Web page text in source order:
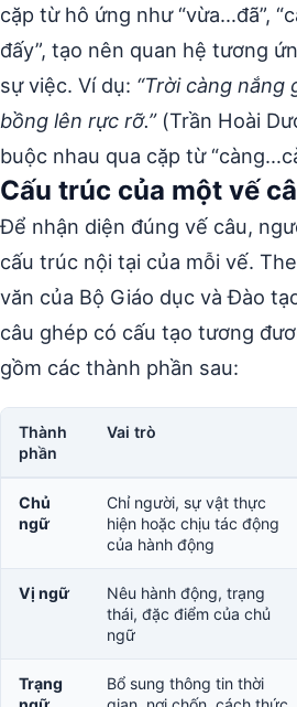
cặp từ hô ứng như “vừa…đã”,
đấy”, tạo nên quan hệ tương
sự việc. Ví dụ: “Trời càng nắng
bồng lên rực rỡ.”(Trần Hoài
buộc nhau qua cặp từ
Cấu trúc của một vế
Để nhận diện đúng vế câu,
cấu trúc nội tại của mỗi vế.
văn của Bộ Giáo dục và Đào
câu ghép có cấu tạo tương
gồm các thành phần sau:
Thành
phần
Vai trò
Chủ
ngữ
Chỉ người, sự vật thực
hiện hoặc chịu tác động
của hành động
Vị ngữ
Nêu hành động, trạng
thái, đặc điểm của chủ
ngữ
Trạng
Bổ sung thông tin thời